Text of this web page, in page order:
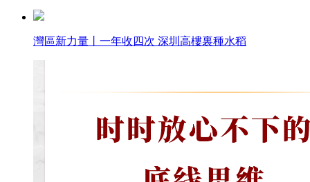
灣區新力量丨一年收四次 深圳高樓裏種水稻